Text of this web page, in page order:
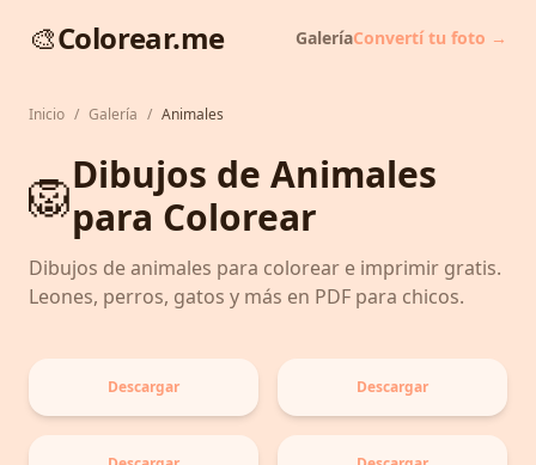
🎨Colorear.me GaleríaConvertí tu foto →
Inicio / Galería / Animales
🦁Dibujos de Animales
para Colorear
Dibujos de animales para colorear e imprimir gratis.
Leones, perros, gatos y más en PDF para chicos.
Descargar Descargar